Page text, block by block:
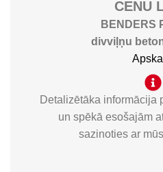
CENU
BENDERS
divviļņu
Detalizētāka informācija
un spēkā esošajām
sazinoties ar